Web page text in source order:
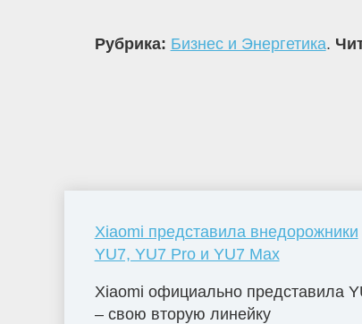
Рубрика: Бизнес и Энергетика.
Xiaomi представила внедорожники
YU7, YU7 Pro и YU7 Max
Xiaomi официально представила
– свою вторую линейку